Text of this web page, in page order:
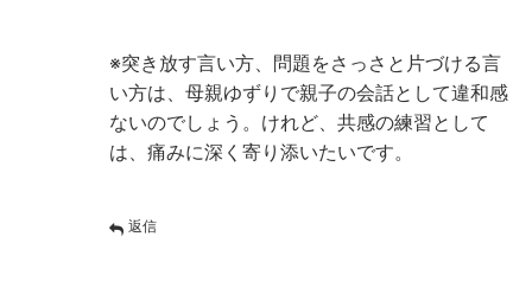
※突き放す言い方、問題をさっさと片づける言
い方は、母親ゆずりで親子の会話として違和感
ないのでしょう。けれど、共感の練習として
は、痛みに深く寄り添いたいです。
返信